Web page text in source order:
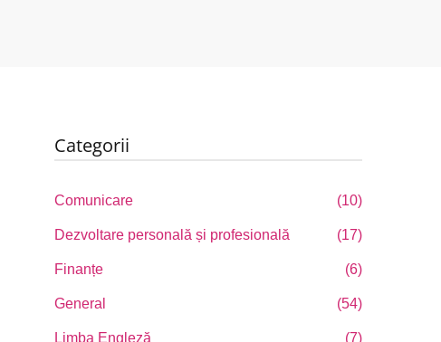
Categorii
Comunicare (10)
Dezvoltare personală și profesională (17)
Finanțe (6)
General (54)
Limba Engleză (7)